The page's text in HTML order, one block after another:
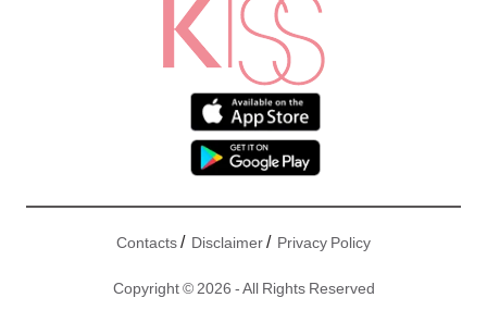
Contacts/ Disclaimer/ Privacy Policy
Copyright © 2026 - All Rights Reserved